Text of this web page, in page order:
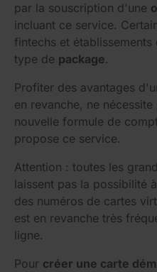
par la souscription d'une
incluant ce service.
fintechs et
type de package.
Profiter des avantages
en revanche, ne
nouvelle formule de
propose ce service.
Attention : toutes les
laissent pas la possibilité
des numéros de cartes
est en revanche très
ligne.
Pour créer une carte